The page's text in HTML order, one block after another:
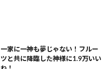
一家に一神も夢じゃない！フルー
ツと共に降臨した神様に1.9万いい